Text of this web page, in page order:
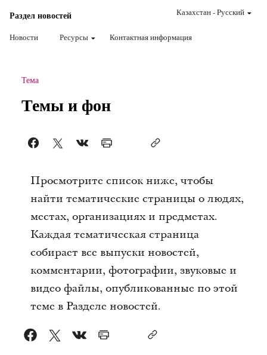
Раздел новостей
Новости Ресурсы Контактная информация
Казахстан-Pусский
Тема
Темы и фон
Просмотрите список ниже, чтобы
найти тематические страницы о людях,
местах, организациях и предметах.
Каждая тематическая страница
собирает все выпуски новостей,
комментарии, фотографии, звуковые и
видео файлы, опубликованные по этой
теме в Разделе новостей.